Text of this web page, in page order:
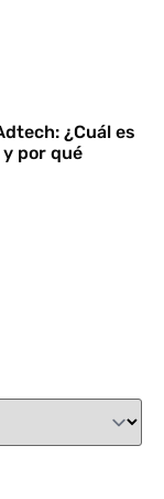
¿Cuál es
por qué